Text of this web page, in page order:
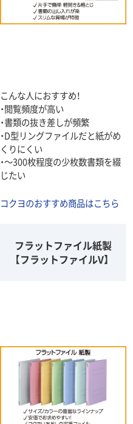
こんな人におすすめ！
・閲覧頻度が高い
・書類の抜き差しが頻繁
・D型リングファイルだと紙がめ
くりにくい
・～300枚程度の少枚数書類を綴
じたい
コクヨのおすすめ商品はこちら
フラットファイル紙製
【フラットファイルV】